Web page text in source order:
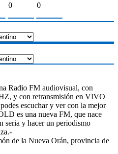
0 0
Radio FM audiovisual, con
y con retransmisión en VIVO
escuchar y ver con la mejor
es una nueva FM, que nace
seria y hacer un periodismo
de la Nueva Orán, provincia de